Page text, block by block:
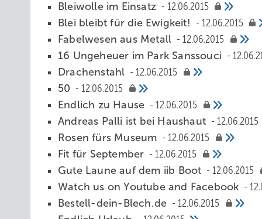
Bleiwolle im Einsatz
12.06.2015
Blei bleibt für die Ewigkeit!
12.06.2015
Fabelwesen aus Metall
12.06.2015
16 Ungeheuer im Park Sanssouci
Drachenstahl
12.06.2015
50
12.06.2015
Endlich zu Hause
12.06.2015
Andreas Palli ist bei Haushaut
12.06.2015
Rosen fürs Museum
12.06.2015
Fit für September
12.06.2015
Gute Laune auf dem iib Boot
12.06.2015
Watch us on Youtube and Facebook
Bestell-dein-Blech.de
12.06.2015